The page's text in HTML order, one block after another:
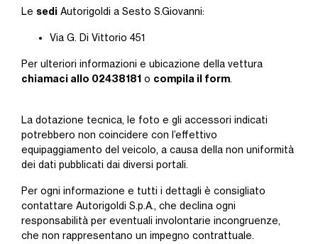
Le sedi Autorigoldi a Sesto S.Giovanni:
Via G. Di Vittorio 451
Per ulteriori informazioni e ubicazione della vettura
chiamaci allo 02438181 o compila il form.
La dotazione tecnica, le foto e gli accessori indicati
potrebbero non coincidere con l’effettivo
equipaggiamento del veicolo, a causa della non uniformità
dei dati pubblicati dai diversi portali.
Per ogni informazione e tutti i dettagli è consigliato
contattare Autorigoldi S.p.A., che declina ogni
responsabilità per eventuali involontarie incongruenze,
che non rappresentano un impegno contrattuale.